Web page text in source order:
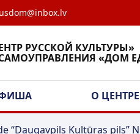
РУССКОЙ КУЛЬТУРЫ»
«ДОМ
О ЦЕНТРЕ
“Daugavpils Kultūras